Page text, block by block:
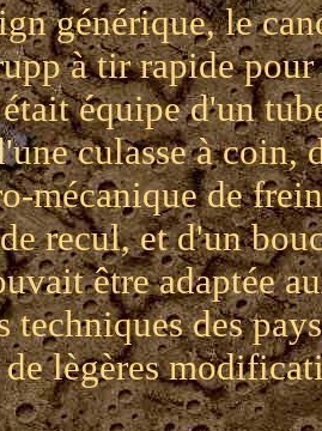
générique, le
à tir rapide pour
équipe d'un
culasse à coin,
mécanique de
recul, et d'un
être adaptée
techniques des pays
de lègères